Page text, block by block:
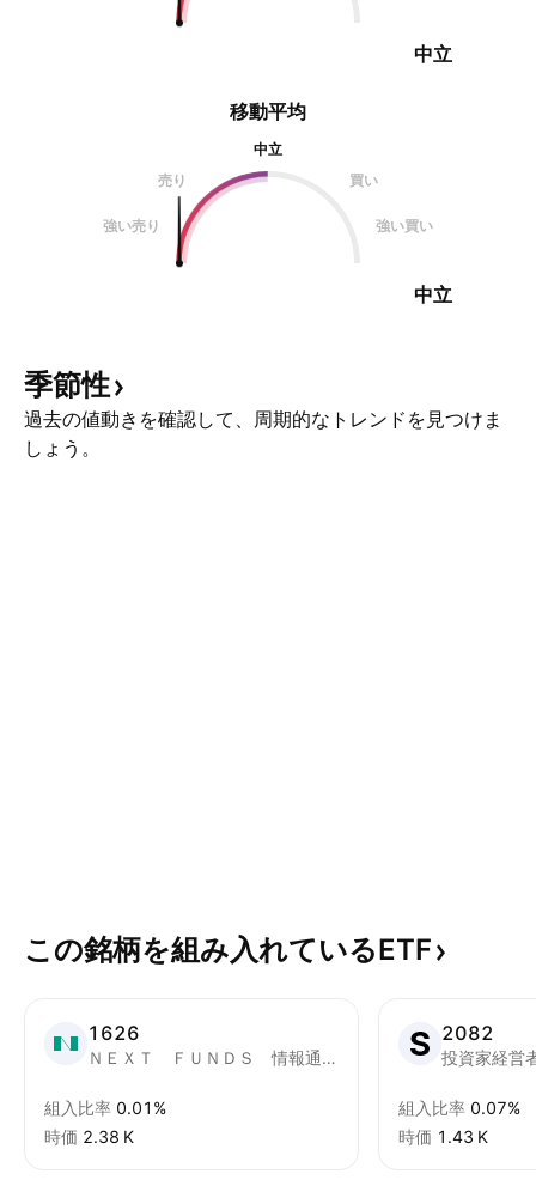
中立
移動平均
中立
売り
買い
強い売り 強い買い
中立
季節性
過去の値動きを確認して、周期的なトレンドを見つけま
しょう。
この銘柄を組み入れているETF
1626
ＮＥＸＴ ＦＵＮＤＳ 情報通信・サービスその他（ＴＯＰＩＸ－１７）上場投信
組入比率 0.01%
時価 ‪2.38 K‬
2082
投資家経営
組入比率 0.07%
時価 ‪1.43 K‬